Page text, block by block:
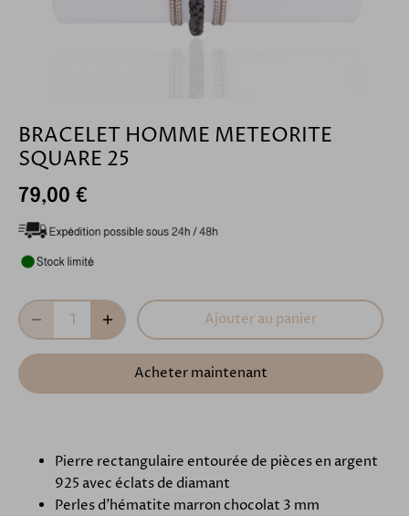
BRACELET HOMME METEORITE
SQUARE 25
79,00 €
Ajouter au panier
Acheter maintenant
Pierre rectangulaire entourée de pièces en argent
925 avec éclats de diamant
Perles d'hématite marron chocolat 3 mm